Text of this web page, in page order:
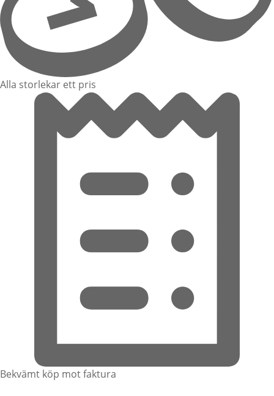
Alla storlekar ett pris
Bekvämt köp mot faktura